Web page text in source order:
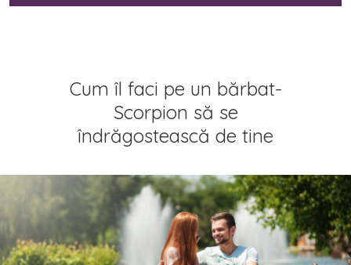
Cum îl faci pe un bărbat-
Scorpion să se
îndrăgostească de tine